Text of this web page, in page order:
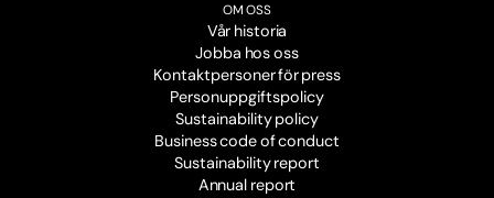
OM OSS
Vår historia
Jobba hos oss
Kontaktpersoner för press
Personuppgiftspolicy
Sustainability policy
Business code of conduct
Sustainability report
Annual report